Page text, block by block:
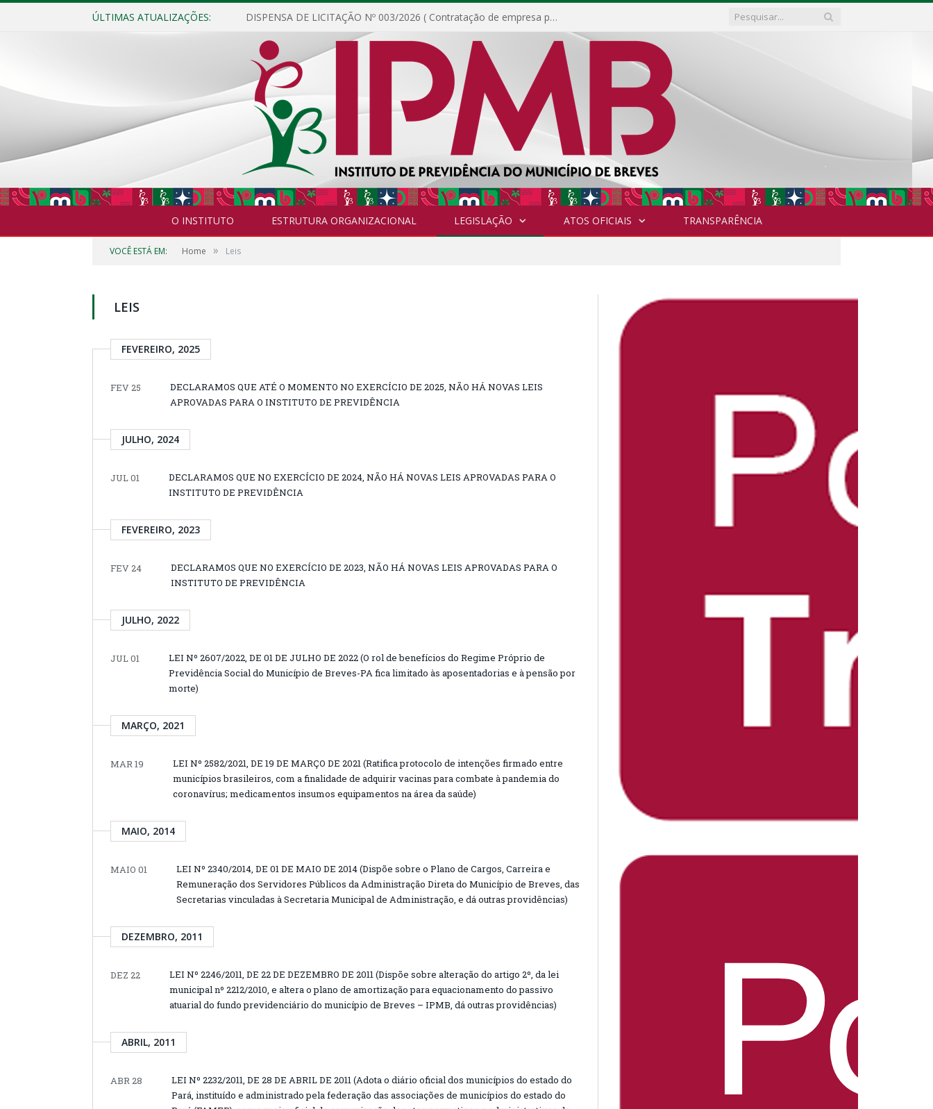
ÚLTIMAS ATUALIZAÇÕES: DISPENSA DE LICITAÇÃO Nº 003/2026 ( Contratação de empresa para fornecimento de gêneros alimentícios não perecíveis, materiais de expediente, descartáveis, copa e cozinha, para análise e posterior publicação.)
O INSTITUTO ESTRUTURA ORGANIZACIONAL LEGISLAÇÃO ATOS OFICIAIS TRANSPARÊNCIA
VOCÊ ESTÁ EM: Home » Leis
LEIS
FEVEREIRO, 2025
FEV 25
DECLARAMOS QUE ATÉ O MOMENTO NO EXERCÍCIO DE 2025, NÃO HÁ NOVAS LEIS
APROVADAS PARA O INSTITUTO DE PREVIDÊNCIA
JULHO, 2024
JUL 01
DECLARAMOS QUE NO EXERCÍCIO DE 2024, NÃO HÁ NOVAS LEIS APROVADAS PARA O
INSTITUTO DE PREVIDÊNCIA
FEVEREIRO, 2023
FEV 24
DECLARAMOS QUE NO EXERCÍCIO DE 2023, NÃO HÁ NOVAS LEIS APROVADAS PARA O
INSTITUTO DE PREVIDÊNCIA
JULHO, 2022
JUL 01
LEI Nº 2607/2022, DE 01 DE JULHO DE 2022 (O rol de benefícios do Regime Próprio de
Previdência Social do Município de Breves-PA fica limitado às aposentadorias e à pensão por
morte)
MARÇO, 2021
MAR 19
LEI Nº 2582/2021, DE 19 DE MARÇO DE 2021 (Ratifica protocolo de intenções firmado entre
municípios brasileiros, com a finalidade de adquirir vacinas para combate à pandemia do
coronavírus; medicamentos insumos equipamentos na área da saúde)
MAIO, 2014
MAIO 01
LEI Nº 2340/2014, DE 01 DE MAIO DE 2014 (Dispõe sobre o Plano de Cargos, Carreira e
Remuneração dos Servidores Públicos da Administração Direta do Município de Breves, das
Secretarias vinculadas à Secretaria Municipal de Administração, e dá outras providências)
DEZEMBRO, 2011
DEZ 22
LEI Nº 2246/2011, DE 22 DE DEZEMBRO DE 2011 (Dispõe sobre alteração do artigo 2º, da lei
municipal nº 2212/2010, e altera o plano de amortização para equacionamento do passivo
atuarial do fundo previdenciário do município de Breves – IPMB, dá outras providências)
ABRIL, 2011
ABR 28
LEI Nº 2232/2011, DE 28 DE ABRIL DE 2011 (Adota o diário oficial dos municípios do estado do
Pará, instituído e administrado pela federação das associações de municípios do estado do